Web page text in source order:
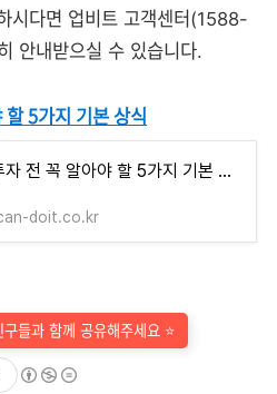
시다면 업비트 고객센터(1588-
안내받으실 수 있습니다.
5가지 기본 상식
비트코인 투자 전 꼭 알아야 할 5가지 기본 상식
doit.co.kr
들과 함께 공유해주세요 ⭐